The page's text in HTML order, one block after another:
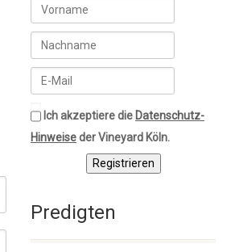
Ich akzeptiere die Datenschutz-
Hinweiseder Vineyard Köln.
Registrieren
Predigten